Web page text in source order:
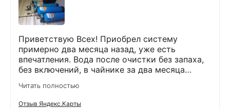
Приветствую Всех! Приобрел систему
примерно два месяца назад, уже есть
впечатления. Вода после очистки без запаха,
без включений, в чайнике за два месяца
работает. Оборудование, несмотря на
размеры, поставили компактно, сбоев не
Читать полностью
Отзыв Яндекс.Карты